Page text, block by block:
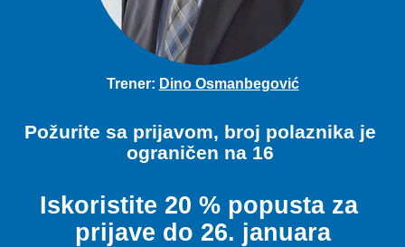
Trener: Dino Osmanbegović
Požurite sa prijavom, broj polaznika je
ograničen na 16
Iskoristite 20 % popusta za
prijave do 26. januara